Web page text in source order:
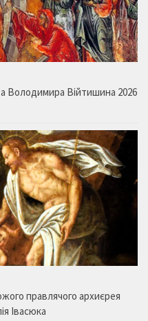
Володимира Війтишина 2026
правлячого архиєрея
Івасюка